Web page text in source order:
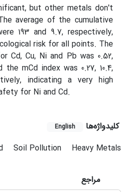
but other metals don't
average of the cumulative
193 and 9.7, respectively,
risk for all points. The
Cd, Cu, Ni and Pb was 0.52,
the mCd index was 0.27, 10.4,
indicating a very high
for Ni and Cd.
کلیدواژه‌ها English
Soil Pollution
Heavy Metals
مراجع